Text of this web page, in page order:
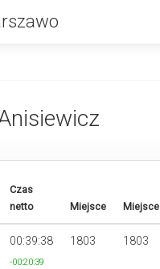
Czas
netto
Miejsce Miejsce
00:39:38
-00:20:39
1803 1803